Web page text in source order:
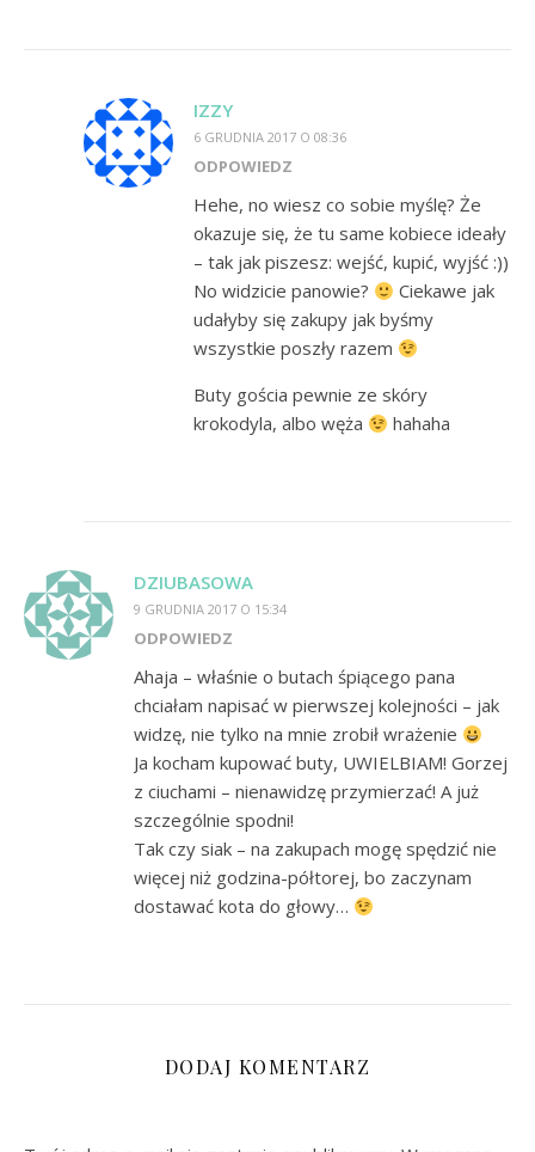
IZZY
6 GRUDNIA 2017 O 08:36
ODPOWIEDZ
Hehe, no wiesz co sobie myślę? Że
okazuje się, że tu same kobiece ideały
– tak jak piszesz: wejść, kupić, wyjść :))
No widzicie panowie?
Ciekawe jak
udałyby się zakupy jak byśmy
wszystkie poszły razem
Buty gościa pewnie ze skóry
krokodyla, albo węża
hahaha
DZIUBASOWA
9 GRUDNIA 2017 O 15:34
ODPOWIEDZ
Ahaja – właśnie o butach śpiącego pana
chciałam napisać w pierwszej kolejności – jak
widzę, nie tylko na mnie zrobił wrażenie
Ja kocham kupować buty, UWIELBIAM! Gorzej
z ciuchami – nienawidzę przymierzać! A już
szczególnie spodni!
Tak czy siak – na zakupach mogę spędzić nie
więcej niż godzina-półtorej, bo zaczynam
dostawać kota do głowy…
DODAJ KOMENTARZ